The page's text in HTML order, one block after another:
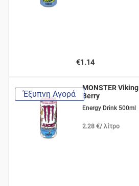
€1.14
Έξυπνη Αγορά
MONSTER Viking
Berry
Energy Drink 500ml
2.28 €/ λίτρο